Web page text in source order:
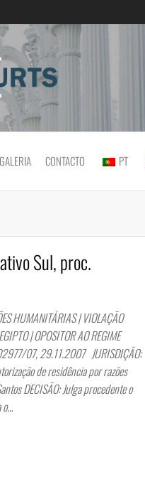
cultural na prática judicial portuguesa
GALERIA CONTACTO PT
Sul, proc.
HUMANITÁRIAS | VIOLAÇÃO
| OPOSITOR AO REGIME
07, 29.11.2007 JURISDIÇÃO:
de residência por razões
DECISÃO: Julga procedente o
o…